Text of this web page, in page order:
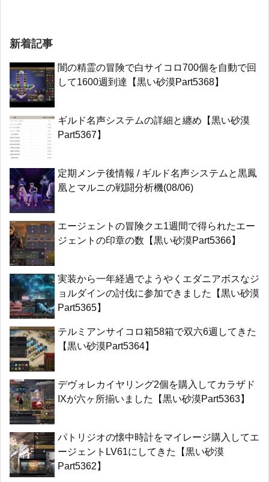
新着記事
闇の精霊の冒険で白サイコロ700個を自動で回
して1600週到達【黒い砂漠Part5368】
ギルド名声システムの詳細と纏め【黒い砂漠
Part5367】
定期メンテ後情報 / ギルド名声システムと黒鳳
凰とマルニの戦闘分析機(08/06)
エージェントの冒険クエ1週間で得られたエー
ジェントの印章の数【黒い砂漠Part5366】
実装から一年経過でようやくエダニアボスなジ
ョルダインの討伐に参加できました【黒い砂漠
Part5365】
テルミアンサイコロ箱58箱で双六6週してきた
【黒い砂漠Part5364】
デヴォレカイヤリング2個を購入してカラザド
IXが六ヶ所揃いました【黒い砂漠Part5363】
パトリジオの懐中時計をマイレージ購入してエ
ージェントLV61にしてきた【黒い砂漠
Part5362】